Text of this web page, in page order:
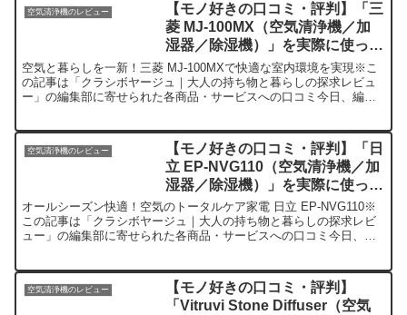
空気清浄機のレビュー
【モノ好きの口コミ・評判】「三
菱 MJ-100MX（空気清浄機／加
湿器／除湿機）」を実際に使って
みた正直感想
空気と暮らしを一新！三菱 MJ-100MXで快適な室内環境を実現※こ
の記事は「クラシボヤージュ｜大人の持ち物と暮らしの探求レビュ
ー」の編集部に寄せられた各商品・サービスへの口コミ今日、編集
空気清浄機のレビュー
【モノ好きの口コミ・評判】「日
立 EP-NVG110（空気清浄機／加
湿器／除湿機）」を実際に使って
みた正直感想
オールシーズン快適！空気のトータルケア家電 日立 EP-NVG110※
この記事は「クラシボヤージュ｜大人の持ち物と暮らしの探求レビ
ュー」の編集部に寄せられた各商品・サービスへの口コミ今日、編
空気清浄機のレビュー
【モノ好きの口コミ・評判】
「Vitruvi Stone Diffuser（空気